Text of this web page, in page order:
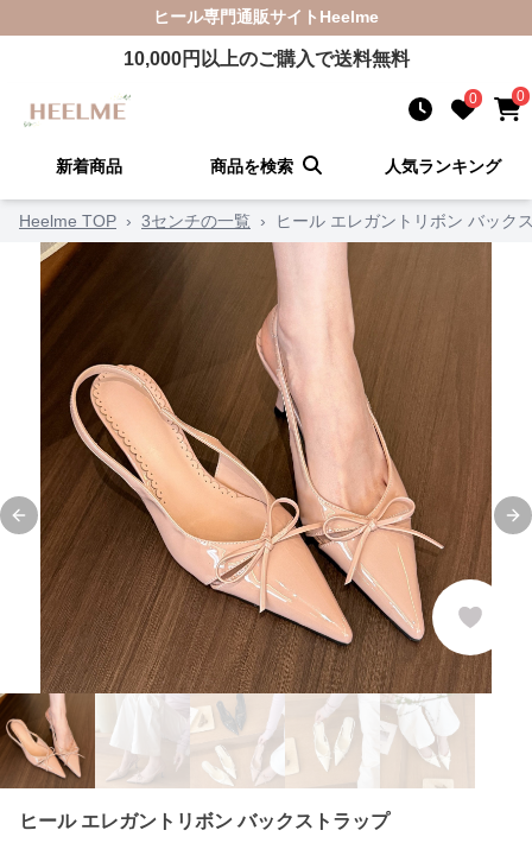
ヒール専門通販サイト Heelme
10,000円以上のご購入で送料無料
0 0
新着商品 商品を検索 人気ランキング
Heelme TOP › 3センチの一覧 › ヒール エレガントリボン バック
Previous slide
ヒール エレガントリボン バックストラップ